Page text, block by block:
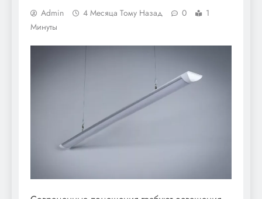
Admin 4 Месяца Тому Назад 0
1
Минуты